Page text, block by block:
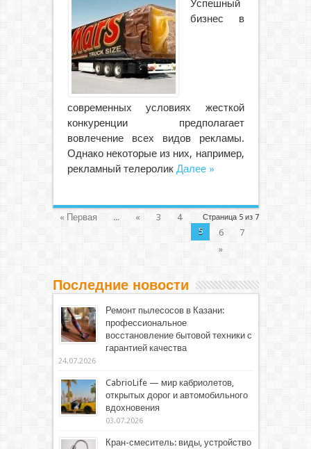
Успешный
бизнес в
современных условиях жесткой
конкуренции предполагает
вовлечение всех видов рекламы.
Однако некоторые из них, например,
рекламный телеролик Далее »
Страница 5 из 7
« Первая ... « 3
4
5
6
7
»
Последние новости
Ремонт пылесосов в Казани:
профессиональное
восстановление бытовой техники с
гарантией качества
24.07.2026
CabrioLife — мир кабриолетов,
открытых дорог и автомобильного
вдохновения
03.07.2026
Кран-смеситель: виды, устройство